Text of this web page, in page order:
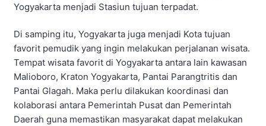
Yogyakarta menjadi Stasiun tujuan terpadat.
Di samping itu, Yogyakarta juga menjadi Kota tujuan
favorit pemudik yang ingin melakukan perjalanan wisata.
Tempat wisata favorit di Yogyakarta antara lain kawasan
Malioboro, Kraton Yogyakarta, Pantai Parangtritis dan
Pantai Glagah. Maka perlu dilakukan koordinasi dan
kolaborasi antara Pemerintah Pusat dan Pemerintah
Daerah guna memastikan masyarakat dapat melakukan